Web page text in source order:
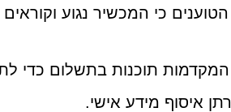
כי המכשיר נגוע
תוכנות בתשלום כדי
איסוף מידע אישי.